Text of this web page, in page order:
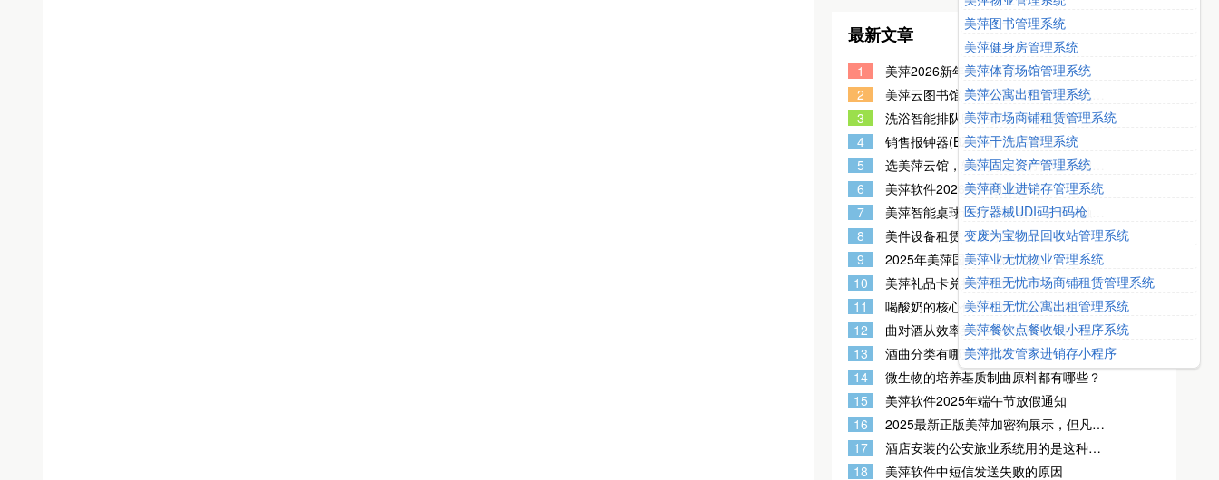
最新文章
1
美萍2026新年放假通知
2
美萍云图书馆，专业图书管理系统!电脑
+平板+手机多端协同，随时随地管图书
3
洗浴智能排队叫号系统，刷卡秒排，语
音播报，洗浴门店客流管理神器!
4
销售报钟器(BZ-05)产品停售通知
5
选美萍云馆，轻松搞定图书管理!采编组
借统全流程全包揽，无需繁琐操作，一
键就能管控
6
美萍软件2026元旦放假通知
7
美萍智能桌球计费系统 省心运营一触即
达 告别手工记账降低运营成本提升门店
效率
8
美件设备租赁 管理系统正式上新
9
2025年美萍国庆节 放假通知
10
美萍礼品卡兑换提货管理系统
11
喝酸奶的核心优势：调节肠道健康，改
善消化功能
12
曲对酒从效率到风味的全链条调控上都
有影响
13
酒曲分类有哪五大类别？
14
微生物的培养基质制曲原料都有哪些？
15
美萍软件2025年端午节放假通知
16
2025最新正版美萍加密狗展示，但凡不
是这样的，均为盗版美萍软件
17
酒店安装的公安旅业系统用的是这种设
备吗？
18
美萍软件中短信发送失败的原因
美萍图书管理系统
美萍健身房管理系统
美萍体育场馆管理系统
美萍公寓出租管理系统
美萍市场商铺租赁管理系统
美萍干洗店管理系统
美萍固定资产管理系统
美萍商业进销存管理系统
医疗器械UDI码扫码枪
变废为宝物品回收站管理系统
美萍业无忧物业管理系统
美萍租无忧市场商铺租赁管理系统
美萍租无忧公寓出租管理系统
美萍餐饮点餐收银小程序系统
美萍批发管家进销存小程序